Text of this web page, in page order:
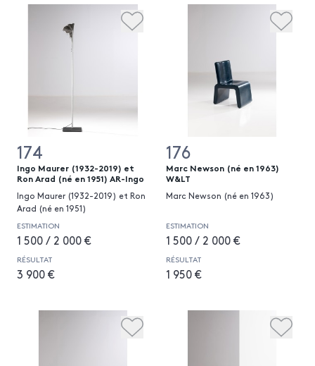
174
Ingo Maurer (1932-2019) et
Ron Arad (né en 1951) AR-Ingo
Ingo Maurer (1932-2019) et Ron
Arad (né en 1951)
ESTIMATION
1 500 / 2 000 €
RÉSULTAT
3 900 €
176
Marc Newson (né en 1963)
W&LT
Marc Newson (né en 1963)
ESTIMATION
1 500 / 2 000 €
RÉSULTAT
1 950 €